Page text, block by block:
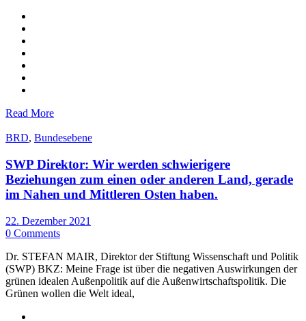
Read More
BRD, Bundesebene
SWP Direktor: Wir werden schwierigere
Beziehungen zum einen oder anderen Land, gerade
im Nahen und Mittleren Osten haben.
22. Dezember 2021
0 Comments
Dr. STEFAN MAIR, Direktor der Stiftung Wissenschaft und Politik
(SWP) BKZ: Meine Frage ist über die negativen Auswirkungen der
grünen idealen Außenpolitik auf die Außenwirtschaftspolitik. Die
Grünen wollen die Welt ideal,